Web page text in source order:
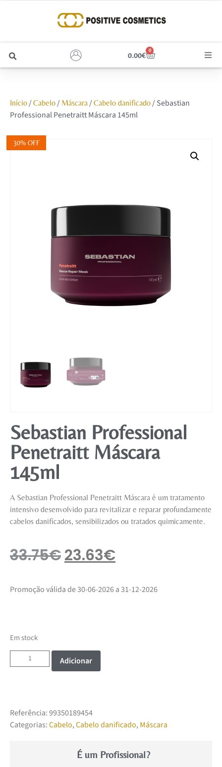
0.00€
0
Unhas
Início/ Cabelo/ Máscara/ Cabelo danificado/ Sebastian
Professional Penetraitt Máscara 145ml
30% OFF
Sebastian Professional
Penetraitt Máscara
145ml
A Sebastian Professional Penetraitt Máscara é um tratamento
intensivo desenvolvido para revitalizar e reparar profundamente
cabelos danificados, sensibilizados ou tratados quimicamente.
33.75€23.63€
Promoção válida de 30-06-2026 a 31-12-2026
Em stock
Adicionar
Referência:99350189454
Categorias:Cabelo,Cabelo danificado, Máscara
É um Profissional?